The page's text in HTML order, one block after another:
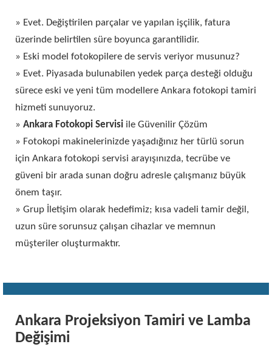
» Evet. Değiştirilen parçalar ve yapılan işçilik, fatura
üzerinde belirtilen süre boyunca garantilidir.
» Eski model fotokopilere de servis veriyor musunuz?
» Evet. Piyasada bulunabilen yedek parça desteği olduğu
sürece eski ve yeni tüm modellere Ankara fotokopi tamiri
hizmeti sunuyoruz.
» Ankara Fotokopi Servisi ile Güvenilir Çözüm
» Fotokopi makinelerinizde yaşadığınız her türlü sorun
için Ankara fotokopi servisi arayışınızda, tecrübe ve
güveni bir arada sunan doğru adresle çalışmanız büyük
önem taşır.
» Grup İletişim olarak hedefimiz; kısa vadeli tamir değil,
uzun süre sorunsuz çalışan cihazlar ve memnun
müşteriler oluşturmaktır.
Ankara Projeksiyon Tamiri ve Lamba
Değişimi